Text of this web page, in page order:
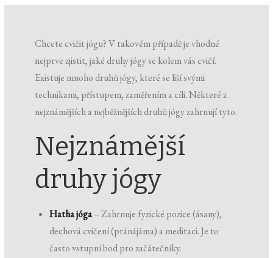
Chcete cvičit jógu? V takovém případě je vhodné
nejprve zjistit, jaké druhy jógy se kolem vás cvičí.
Existuje mnoho druhů jógy, které se liší svými
technikami, přístupem, zaměřením a cíli. Některé z
nejznámějších a nejběžnějších druhů jógy zahrnují tyto.
Nejznámější
druhy jógy
Hatha jóga– Zahrnuje fyzické pozice (ásany),
dechová cvičení (pránájáma) a meditaci. Je to
často vstupní bod pro začátečníky.